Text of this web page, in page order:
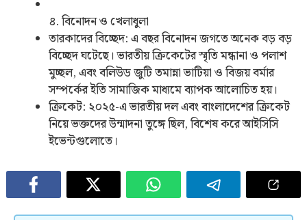
৪. বিনোদন ও খেলাধুলা
তারকাদের বিচ্ছেদ: এ বছর বিনোদন জগতে অনেক বড় বড়
বিচ্ছেদ ঘটেছে। ভারতীয় ক্রিকেটের স্মৃতি মন্ধানা ও পলাশ
মুচ্ছল, এবং বলিউড জুটি তমান্না ভাটিয়া ও বিজয় বর্মার
সম্পর্কের ইতি সামাজিক মাধ্যমে ব্যাপক আলোচিত হয়।
ক্রিকেট: ২০২৫-এ ভারতীয় দল এবং বাংলাদেশের ক্রিকেট
নিয়ে ভক্তদের উন্মাদনা তুঙ্গে ছিল, বিশেষ করে আইসিসি
ইভেন্টগুলোতে।